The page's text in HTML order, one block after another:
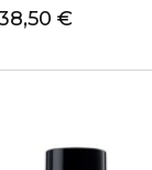
€